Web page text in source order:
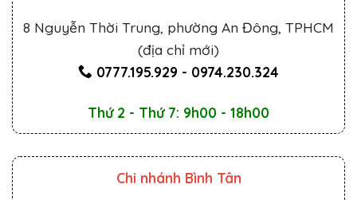
8 Nguyễn Thời Trung, phường An Đông, TPHCM
(địa chỉ mới)
0777.195.929 - 0974.230.324
Thứ 2 - Thứ 7: 9h00 - 18h00
Chi nhánh Bình Tân